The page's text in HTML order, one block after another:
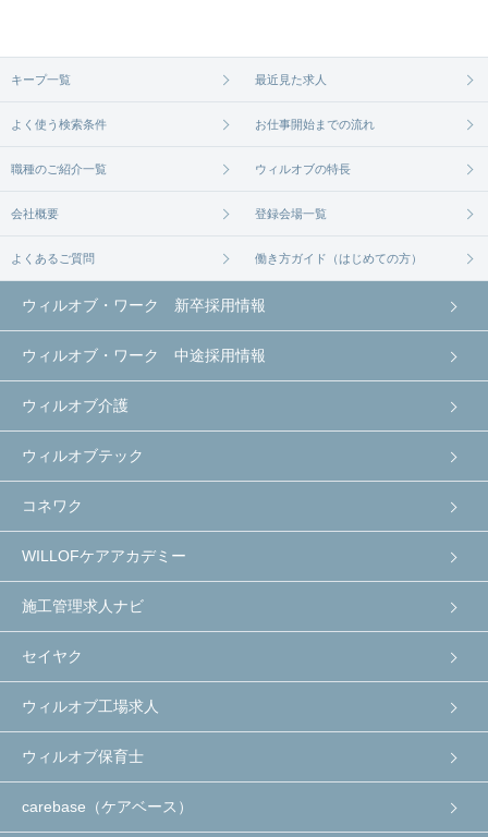
キープ一覧 最近見た求人
よく使う検索条件 お仕事開始までの流れ
職種のご紹介一覧 ウィルオブの特長
会社概要 登録会場一覧
よくあるご質問 働き方ガイド（はじめての方）
ウィルオブ・ワーク 新卒採用情報
ウィルオブ・ワーク 中途採用情報
ウィルオブ介護
ウィルオブテック
コネワク
WILLOFケアアカデミー
施工管理求人ナビ
セイヤク
ウィルオブ工場求人
ウィルオブ保育士
carebase（ケアベース）